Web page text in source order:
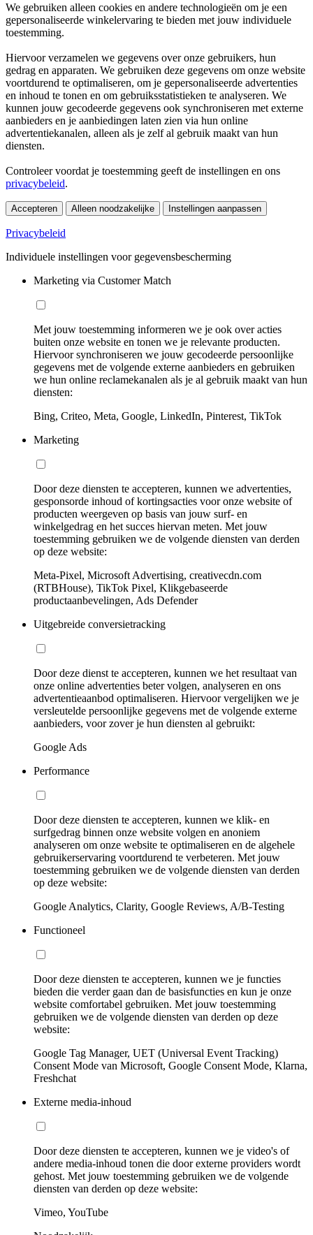
We gebruiken alleen cookies en andere technologieën om je een
gepersonaliseerde winkelervaring te bieden met jouw individuele
toestemming.
Hiervoor verzamelen we gegevens over onze gebruikers, hun
gedrag en apparaten. We gebruiken deze gegevens om onze website
voortdurend te optimaliseren, om je gepersonaliseerde advertenties
en inhoud te tonen en om gebruiksstatistieken te analyseren. We
kunnen jouw gecodeerde gegevens ook synchroniseren met externe
aanbieders en je aanbiedingen laten zien via hun online
advertentiekanalen, alleen als je zelf al gebruik maakt van hun
diensten.
Controleer voordat je toestemming geeft de instellingen en ons
privacybeleid.
Accepteren Alleen noodzakelijke Instellingen aanpassen
Privacybeleid
Individuele instellingen voor gegevensbescherming
Marketing via Customer Match
Met jouw toestemming informeren we je ook over acties
buiten onze website en tonen we je relevante producten.
Hiervoor synchroniseren we jouw gecodeerde persoonlijke
gegevens met de volgende externe aanbieders en gebruiken
we hun online reclamekanalen als je al gebruik maakt van hun
diensten:
Bing, Criteo, Meta, Google, LinkedIn, Pinterest, TikTok
Marketing
Door deze diensten te accepteren, kunnen we advertenties,
gesponsorde inhoud of kortingsacties voor onze website of
producten weergeven op basis van jouw surf- en
winkelgedrag en het succes hiervan meten. Met jouw
toestemming gebruiken we de volgende diensten van derden
op deze website:
Meta-Pixel, Microsoft Advertising, creativecdn.com
(RTBHouse), TikTok Pixel, Klikgebaseerde
productaanbevelingen, Ads Defender
Uitgebreide conversietracking
Door deze dienst te accepteren, kunnen we het resultaat van
onze online advertenties beter volgen, analyseren en ons
advertentieaanbod optimaliseren. Hiervoor vergelijken we je
versleutelde persoonlijke gegevens met de volgende externe
aanbieders, voor zover je hun diensten al gebruikt:
Google Ads
Performance
Door deze diensten te accepteren, kunnen we klik- en
surfgedrag binnen onze website volgen en anoniem
analyseren om onze website te optimaliseren en de algehele
gebruikerservaring voortdurend te verbeteren. Met jouw
toestemming gebruiken we de volgende diensten van derden
op deze website:
Google Analytics, Clarity, Google Reviews, A/B-Testing
Functioneel
Door deze diensten te accepteren, kunnen we je functies
bieden die verder gaan dan de basisfuncties en kun je onze
website comfortabel gebruiken. Met jouw toestemming
gebruiken we de volgende diensten van derden op deze
website:
Google Tag Manager, UET (Universal Event Tracking)
Consent Mode van Microsoft, Google Consent Mode, Klarna,
Freshchat
Externe media-inhoud
Door deze diensten te accepteren, kunnen we je video's of
andere media-inhoud tonen die door externe providers wordt
gehost. Met jouw toestemming gebruiken we de volgende
diensten van derden op deze website:
Vimeo, YouTube